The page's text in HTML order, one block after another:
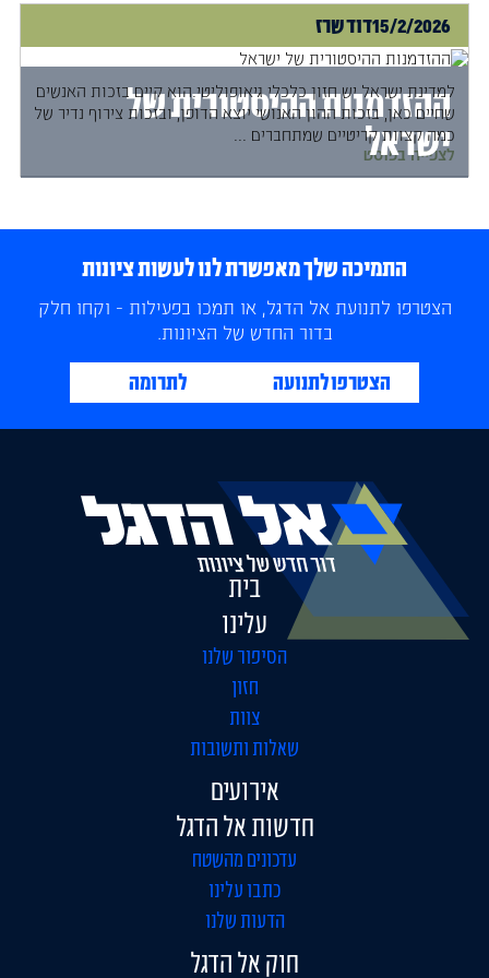
15/2/2026דוד שרז
ההזדמנות ההיסטורית של
ישראל
למדינת ישראל יש חזון כלכלי גיאופוליטי.הוא קיים בזכות האנשים
שחיים כאן, בזכות ההון האנושי יוצא הדופן, ובזכות צירוף נדיר של
כמה קצוות קריטיים שמתחברים ...
לצפייה בפוסט
התמיכה שלך מאפשרת לנו לעשות ציונות
הצטרפו לתנועת אל הדגל, או תמכו בפעילות - וקחו חלק
בדור החדש של הציונות.
הצטרפו לתנועה לתרומה
בית
עלינו
הסיפור שלנו
חזון
צוות
שאלות ותשובות
אירועים
חדשות אל הדגל
עדכונים מהשטח
כתבו עלינו
הדעות שלנו
חוק אל הדגל